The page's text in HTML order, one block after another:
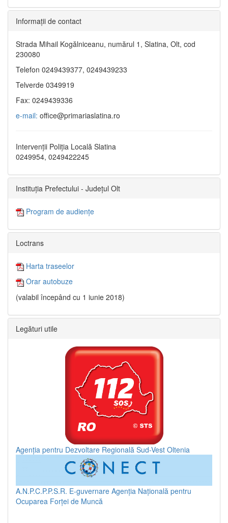
Informaţii de contact
Strada Mihail Kogălniceanu, numărul 1, Slatina, Olt, cod
230080
Telefon 0249439377, 0249439233
Telverde 0349919
Fax: 0249439336
e-mail: office@primariaslatina.ro
Intervenții Poliția Locală Slatina
0249954, 0249422245
Instituția Prefectului - Județul Olt
Program de audiențe
Loctrans
Harta traseelor
Orar autobuze
(valabil începând cu 1 iunie 2018)
Legături utile
Agenția pentru Dezvoltare Regională Sud-Vest Oltenia
A.N.P.C.P.P.S.R. E-guvernare Agenția Națională pentru
Ocuparea Forței de Muncă